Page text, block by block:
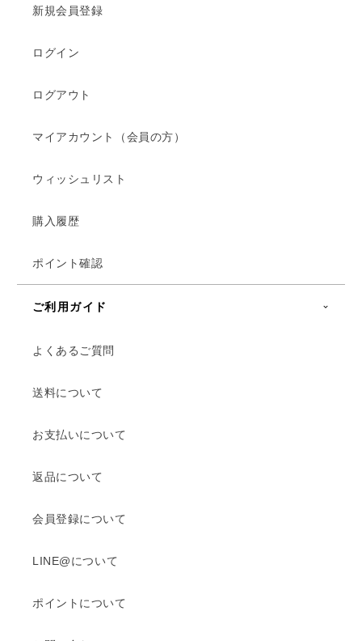
新規会員登録
ログイン
ログアウト
マイアカウント（会員の方）
ウィッシュリスト
購入履歴
ポイント確認
ご利用ガイド
よくあるご質問
送料について
お支払いについて
返品について
会員登録について
LINE@について
ポイントについて